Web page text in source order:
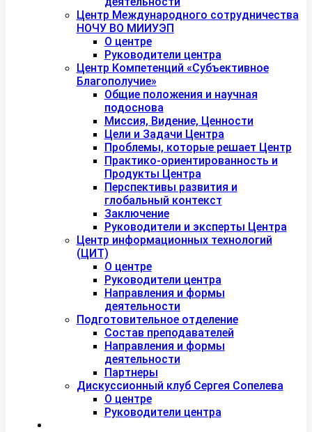
Центр Международного сотрудничества
НОЧУ ВО МИИУЭП
О центре
Руководители центра
Центр Компетенций «Субъективное
Благополучие»
Общие положения и научная
подоснова
Миссия, Видение, Ценности
Цели и Задачи Центра
Проблемы, которые решает Центр
Практико-ориентированность и
Продукты Центра
Перспективы развития и
глобальный контекст
Заключение
Руководители и эксперты Центра
Центр информационных технологий
(ЦИТ)
О центре
Руководители центра
Направления и формы
деятельности
Подготовительное отделение
Состав преподавателей
Направления и формы
деятельности
Партнеры
Дискуссионный клуб Сергея Сопелева
О центре
Руководители центра